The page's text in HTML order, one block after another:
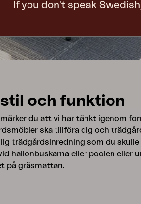
och funktion
du att vi har tänkt igenom
ska tillföra dig och
trädgårdsinredning som du skulle
hallonbuskarna eller poolen eller
på gräsmattan.
If you don't speak